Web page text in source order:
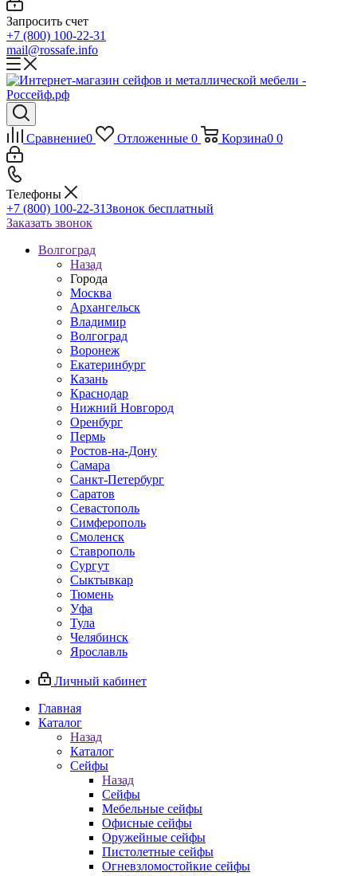
Запросить счет
+7 (800) 100-22-31
mail@rossafe.info
Сравнение0 Отложенные 0 Корзина0 0
Телефоны
+7 (800) 100-22-31Звонок бесплатный
Заказать звонок
Волгоград
Назад
Города
Москва
Архангельск
Владимир
Волгоград
Воронеж
Екатеринбург
Казань
Краснодар
Нижний Новгород
Оренбург
Пермь
Ростов-на-Дону
Самара
Санкт-Петербург
Саратов
Севастополь
Симферополь
Смоленск
Ставрополь
Сургут
Сыктывкар
Тюмень
Уфа
Тула
Челябинск
Ярославль
Личный кабинет
Главная
Каталог
Назад
Каталог
Сейфы
Назад
Сейфы
Мебельные сейфы
Офисные сейфы
Оружейные сейфы
Пистолетные сейфы
Огневзломостойкие сейфы